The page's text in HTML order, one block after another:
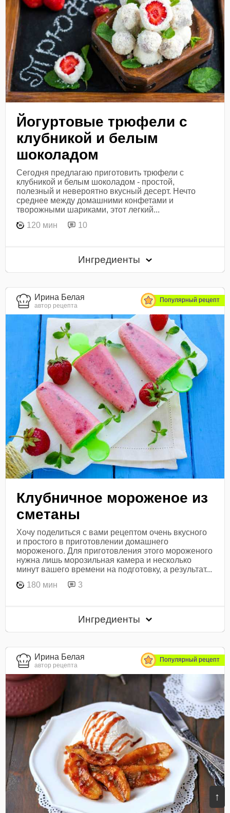
↑
Йогуртовые трюфели с
клубникой и белым
шоколадом
Сегодня предлагаю приготовить трюфели с
клубникой и белым шоколадом - простой,
полезный и невероятно вкусный десерт. Нечто
среднее между домашними конфетами и
творожными шариками, этот легкий...
120 мин
10
Ингредиенты
Ирина Белая
автор рецепта
Популярный рецепт
Клубничное мороженое из
сметаны
Хочу поделиться с вами рецептом очень вкусного
и простого в приготовлении домашнего
мороженого. Для приготовления этого мороженого
нужна лишь морозильная камера и несколько
минут вашего времени на подготовку, а результат...
180 мин
3
Ингредиенты
Ирина Белая
автор рецепта
Популярный рецепт